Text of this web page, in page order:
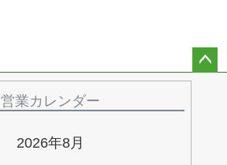
営業カレンダー
2026年8月